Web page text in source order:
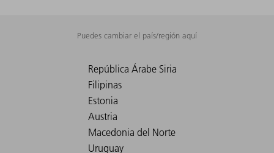
Puedes cambiar el país/región aquí